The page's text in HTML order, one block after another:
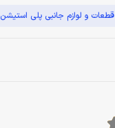
قطعات و لوازم جانبی پلی استیشن